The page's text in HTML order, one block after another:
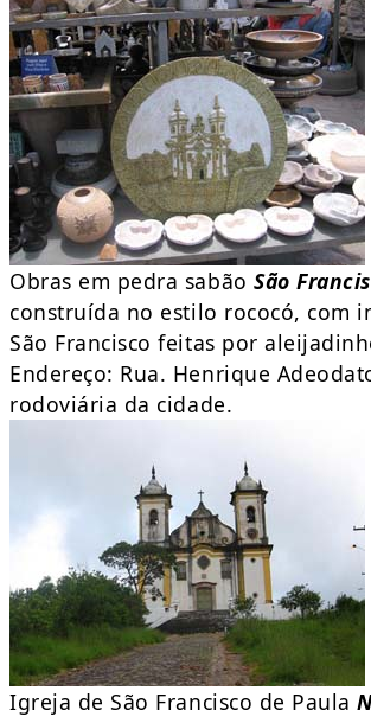
Obras em pedra sabãoSão
construída no estilo rococó, com
São Francisco feitas por
Endereço: Rua. Henrique
rodoviária da cidade.
Igreja de São Francisco de Paula